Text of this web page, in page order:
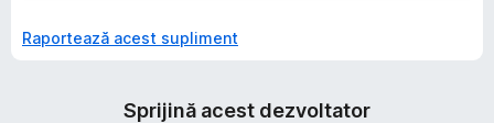
Raportează acest supliment
Sprijină acest dezvoltator